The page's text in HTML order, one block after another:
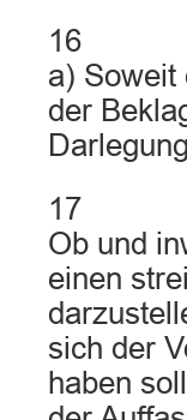
16
a) Soweit
der
17
Ob und
einen
sich der
haben